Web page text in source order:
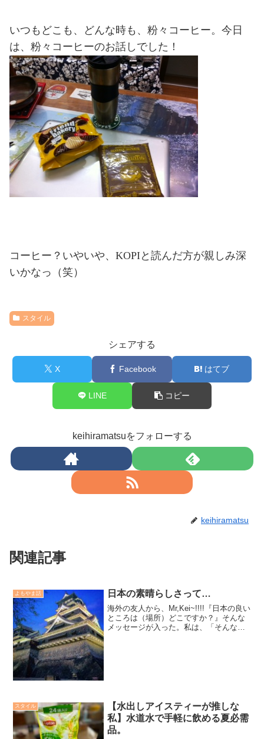
いつもどこも、どんな時も、粉々コーヒー。今日
は、粉々コーヒーのお話しでした！
コーヒー？いやいや、KOPIと読んだ方が親しみ深
いかなっ（笑）
スタイル
シェアする
X Facebook はてブ
LINE コピー
keihiramatsuをフォローする
keihiramatsu
関連記事
よもやま話 日本の素晴らしさって…
海外の友人から、Mr,Kei~!!!!『日本の良い
ところは（場所）どこですか？』そんな
メッセージが入った。私は、「そんなザ
スタイル
【水出しアイスティーが推しな
私】水道水で手軽に飲める夏必需
品。